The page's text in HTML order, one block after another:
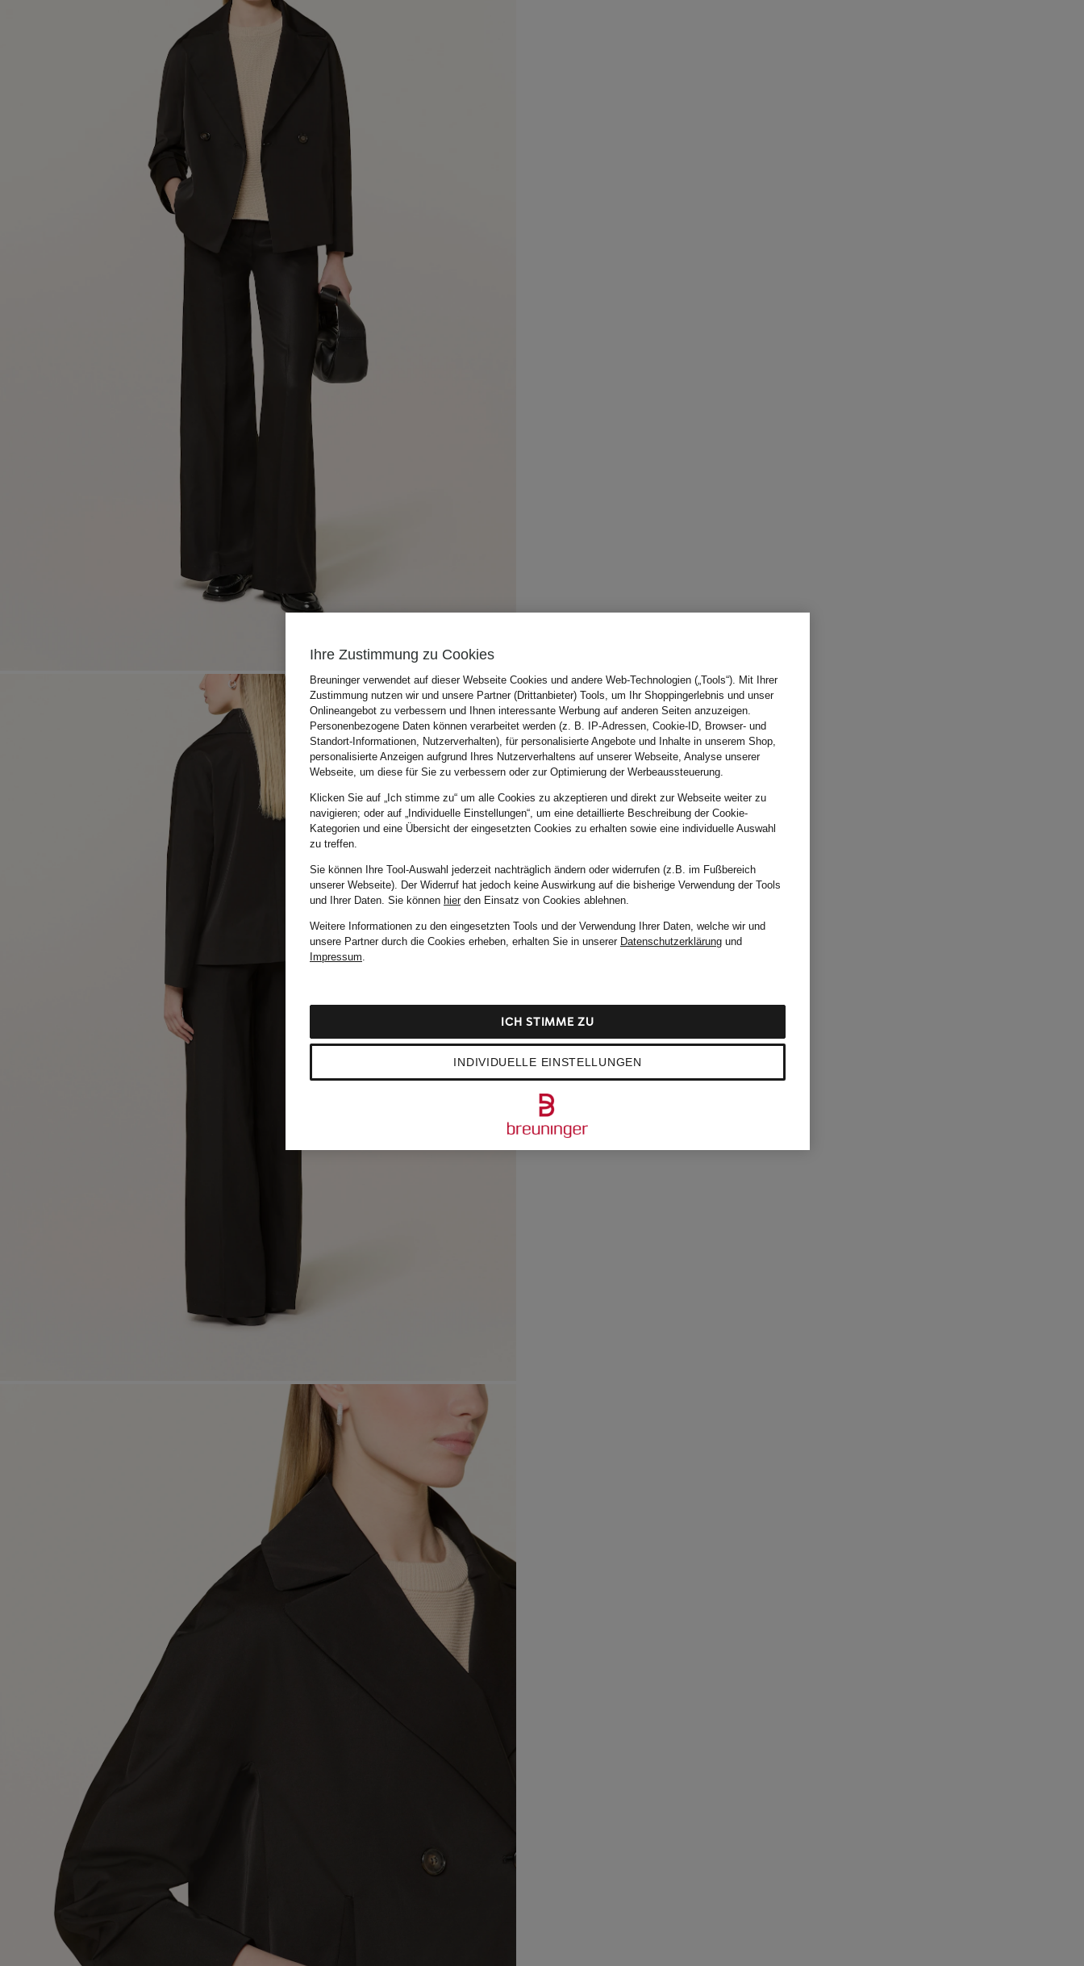
Ihre Zustimmung zu Cookies
Breuninger verwendet auf dieser Webseite Cookies und andere Web-Technologien („Tools“). Mit Ihrer
Zustimmung nutzen wir und unsere Partner (Drittanbieter) Tools, um Ihr Shoppingerlebnis und unser
Onlineangebot zu verbessern und Ihnen interessante Werbung auf anderen Seiten anzuzeigen.
Personenbezogene Daten können verarbeitet werden (z. B. IP-Adressen, Cookie-ID, Browser- und
Standort-Informationen, Nutzerverhalten), für personalisierte Angebote und Inhalte in unserem Shop,
personalisierte Anzeigen aufgrund Ihres Nutzerverhaltens auf unserer Webseite, Analyse unserer
Webseite, um diese für Sie zu verbessern oder zur Optimierung der Werbeaussteuerung.
Klicken Sie auf „Ich stimme zu“ um alle Cookies zu akzeptieren und direkt zur Webseite weiter zu
navigieren; oder auf „Individuelle Einstellungen“, um eine detaillierte Beschreibung der Cookie-
Kategorien und eine Übersicht der eingesetzten Cookies zu erhalten sowie eine individuelle Auswahl
zu treffen.
Sie können Ihre Tool-Auswahl jederzeit nachträglich ändern oder widerrufen (z.B. im Fußbereich
unserer Webseite). Der Widerruf hat jedoch keine Auswirkung auf die bisherige Verwendung der Tools
und Ihrer Daten. Sie können hierden Einsatz von Cookies ablehnen.
Weitere Informationen zu den eingesetzten Tools und der Verwendung Ihrer Daten, welche wir und
unsere Partner durch die Cookies erheben, erhalten Sie in unserer Datenschutzerklärung und
Impressum.
INDIVIDUELLE EINSTELLUNGEN
ICH STIMME ZU